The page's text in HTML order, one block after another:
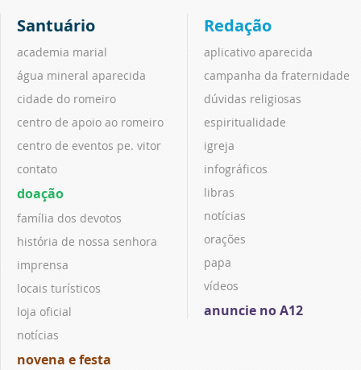
Santuário
academia marial
água mineral aparecida
cidade do romeiro
centro de apoio ao romeiro
centro de eventos pe. vitor
contato
doação
família dos devotos
história de nossa senhora
imprensa
locais turísticos
loja oficial
notícias
novena e festa
Redação
aplicativo aparecida
campanha da fraternidade
dúvidas religiosas
espiritualidade
igreja
infográficos
libras
notícias
orações
papa
vídeos
anuncie no A12